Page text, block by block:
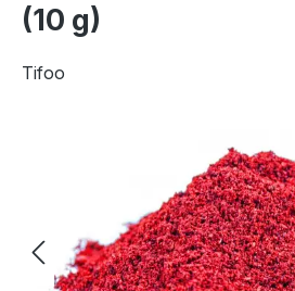
(10 g)
Tifoo